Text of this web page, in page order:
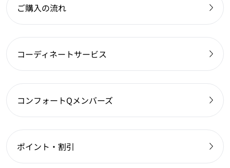
ご購入の流れ
コーディネートサービス
コンフォートQメンバーズ
ポイント・割引